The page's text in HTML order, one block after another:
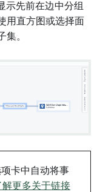
示先前在边中分组
用直方图或选择面
集。
卡中自动将事
解更多关于链接